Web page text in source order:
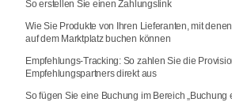
So erstellen Sie einen Zahlungslink
Wie Sie Produkte von Ihren Lieferanten, mit
auf dem Marktplatz buchen können
Empfehlungs-Tracking: So zahlen Sie die
Empfehlungspartners direkt aus
So fügen Sie eine Buchung im Bereich „Buchung